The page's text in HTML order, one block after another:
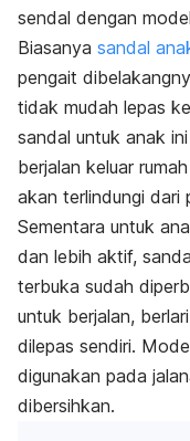
sendal dengan
Biasanya sandal
pengait
tidak mudah lepas
sandal untuk anak
berjalan keluar
akan terlindungi dari
Sementara untuk
dan lebih aktif,
terbuka sudah
untuk berjalan,
dilepas sendiri.
digunakan pada
dibersihkan.